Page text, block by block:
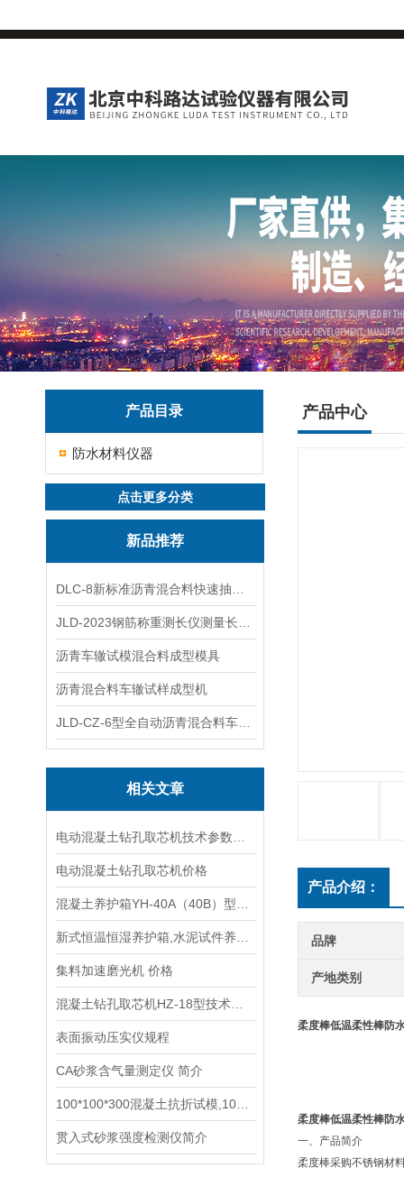
产品目录
防水材料仪器
点击更多分类
新品推荐
沥青车辙试模混合料成型模具
沥青混合料车辙试样成型机
相关文章
电动混凝土钻孔取芯机价格
集料加速磨光机 价格
表面振动压实仪规程
CA砂浆含气量测定仪 简介
贯入式砂浆强度检测仪简介
产品中心
产品介绍：
品牌
产地类别
柔度棒低温柔性棒防
柔度棒低温柔性棒防
一、产品简介
柔度棒采购不锈钢材